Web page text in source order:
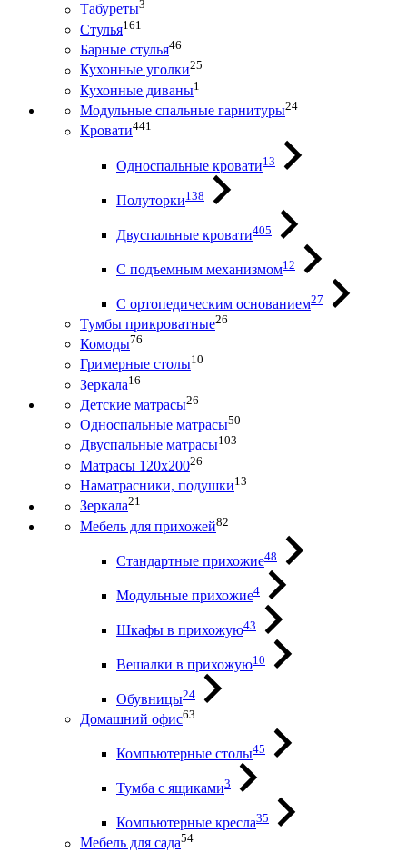
Табуреты3
Стулья161
Барные стулья46
Кухонные уголки25
Кухонные диваны1
Модульные спальные гарнитуры24
Кровати441
Односпальные кровати13
Полуторки138
Двуспальные кровати405
С подъемным механизмом12
С ортопедическим основанием27
Тумбы прикроватные26
Комоды76
Гримерные столы10
Зеркала16
Детские матрасы26
Односпальные матрасы50
Двуспальные матрасы103
Матрасы 120х20026
Наматрасники, подушки13
Зеркала21
Мебель для прихожей82
Стандартные прихожие48
Модульные прихожие4
Шкафы в прихожую43
Вешалки в прихожую10
Обувницы24
Домашний офис63
Компьютерные столы45
Тумба с ящиками3
Компьютерные кресла35
Мебель для сада54